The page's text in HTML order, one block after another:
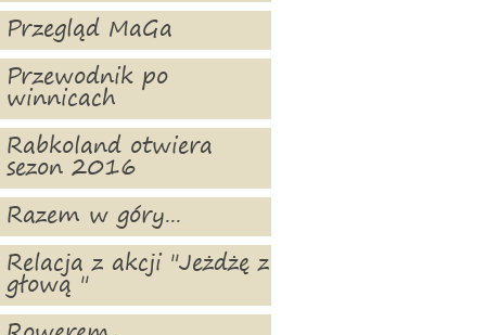
Przegląd MaGa
Przewodnik po
winnicach
Rabkoland otwiera
sezon 2016
Razem w góry...
Relacja z akcji "Jeżdżę z
głową "